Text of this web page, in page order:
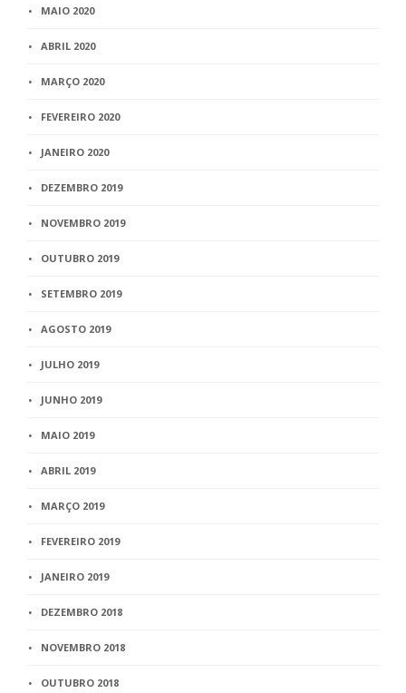
MAIO 2020
ABRIL 2020
MARÇO 2020
FEVEREIRO 2020
JANEIRO 2020
DEZEMBRO 2019
NOVEMBRO 2019
OUTUBRO 2019
SETEMBRO 2019
AGOSTO 2019
JULHO 2019
JUNHO 2019
MAIO 2019
ABRIL 2019
MARÇO 2019
FEVEREIRO 2019
JANEIRO 2019
DEZEMBRO 2018
NOVEMBRO 2018
OUTUBRO 2018